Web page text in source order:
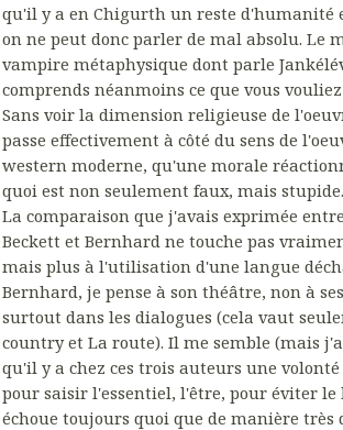
qu'il y a en Chigurth un reste d'humanité
on ne peut donc parler de mal absolu. Le
vampire métaphysique dont parle
comprends néanmoins ce que vous
Sans voir la dimension religieuse de
passe effectivement à côté du sens de
western moderne, qu'une morale
quoi est non seulement faux, mais stupide.
La comparaison que j'avais exprimée
Beckett et Bernhard ne touche pas
mais plus à l'utilisation d'une langue
Bernhard, je pense à son théâtre, non à
surtout dans les dialogues (cela vaut
country et La route). Il me semble (mais
qu'il y a chez ces trois auteurs une
pour saisir l'essentiel, l'être, pour éviter le
échoue toujours quoi que de manière très